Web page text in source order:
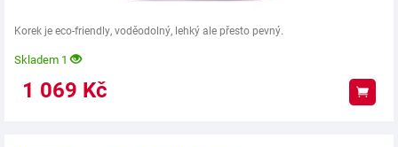
Korek je eco-friendly, voděodolný, lehký ale přesto pevný.
Skladem 1
1 069 Kč